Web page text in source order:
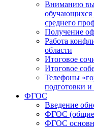
Вниманию
обучающихся
среднего
Получение
Работа
области
Итоговое
Итоговое
Телефоны
подготовки
ФГОС
Введение
ФГОС (общие
ФГОС